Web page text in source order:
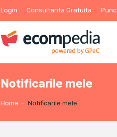
Login Consultanta Gratuita
Notificarile mele
Home - Notificarile mele